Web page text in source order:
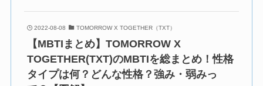
2022-08-08 TOMORROW X TOGETHER（TXT）
【MBTIまとめ】TOMORROW X
TOGETHER(TXT)のMBTIを総まとめ！性格
タイプは何？どんな性格？強み・弱みっ